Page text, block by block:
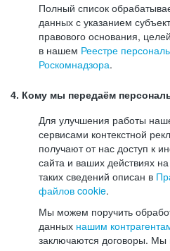
Полный список
данных с указанием
правового основания,
в нашем Реестре
Роскомнадзора.
4. Кому мы передаём
Для улучшения работы
сервисами контекстной
получают от нас доступ к
сайта и ваших действиях
таких сведений описан в
файлов cookie.
Мы можем поручить
данных нашим
заключаются договоры. Мы